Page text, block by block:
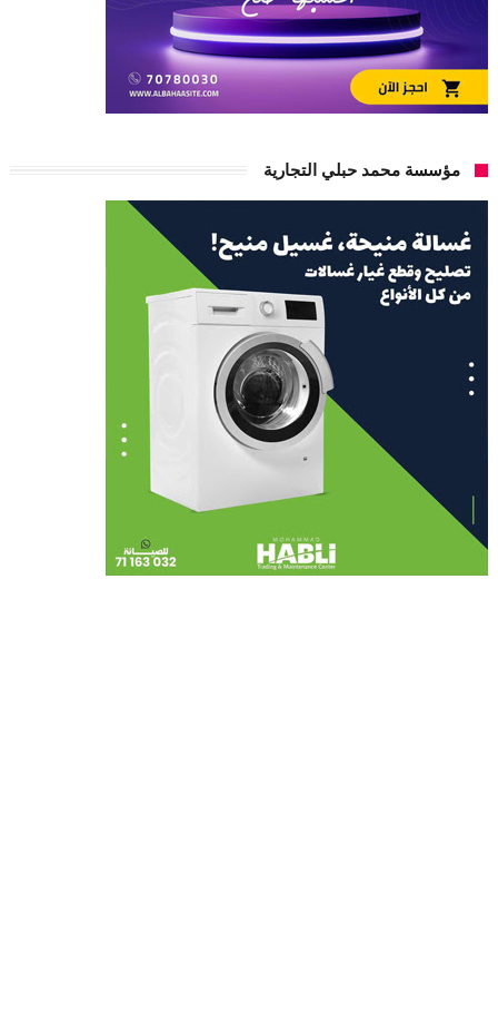
مؤسسة محمد حبلي التجارية